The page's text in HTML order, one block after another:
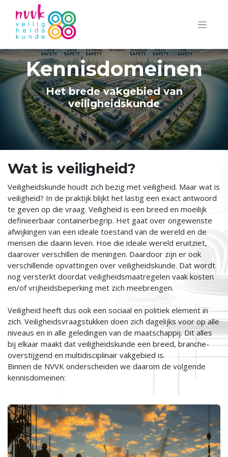
Kennisdomeinen
Het brede vakgebied van
veiligheidskunde
Wat is veiligheid?
Veiligheidskunde houdt zich bezig met veiligheid. Maar wat is
veiligheid? In de praktijk blijkt het lastig een exact antwoord
te geven op die vraag. Veiligheid is een breed en moeilijk
definieerbaar containerbegrip. Het gaat over ongewenste
afwijkingen van een ideale toestand van de wereld en de
mensen die daarin leven. Hoe die ideale wereld eruitziet,
daarover verschillen de meningen. Daardoor zijn er ook
verschillende opvattingen over veiligheidskunde. Dat wordt
nog versterkt doordat veiligheidsmaatregelen vaak kosten
en/of vrijheidsbeperking met zich meebrengen.
Veiligheid heeft dus ook een sociaal en politiek element in
zich. Veiligheidsvraagstukken doen zich dagelijks voor op alle
niveaus en in alle geledingen van de maatschappij. Dit alles
bij elkaar maakt dat veiligheidskunde een breed, branche-
overstijgend en multidisciplinair vakgebied is.
Binnen de NVVK onderscheiden we daarom de volgende
kennisdomeinen: